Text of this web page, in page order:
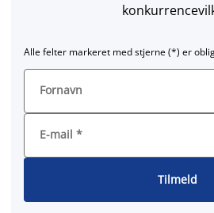
Alle felter markeret med stjerne (*) er
Fornavn
E-mail *
Tilmeld